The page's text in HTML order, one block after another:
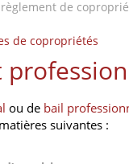
de
de copropriétés
ou de bail
suivantes :